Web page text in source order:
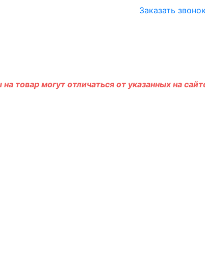
Заказать звонок
товар могут отличаться от указанных на